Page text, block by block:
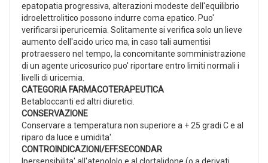
epatopatia progressiva, alterazioni modeste dell'equilibrio
idroelettrolitico possono indurre coma epatico. Puo'
verificarsi iperuricemia. Solitamente si verifica solo un lieve
aumento dell'acido urico ma, in caso tali aumentisi
protraessero nel tempo, la concomitante somministrazione
di un agente uricosurico puo' riportare entro limiti normali i
livelli di uricemia.
CATEGORIA FARMACOTERAPEUTICA
Betabloccanti ed altri diuretici.
CONSERVAZIONE
Conservare a temperatura non superiore a + 25 gradi C e al
riparo da luce e umidita'.
CONTROINDICAZIONI/EFF.SECONDAR
Ipersensibilita' all'atenololo e al clortalidone (o a derivati